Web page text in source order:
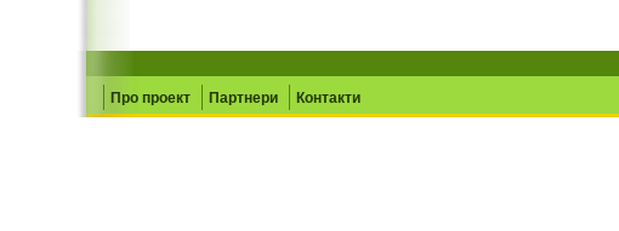
Про проект Партнери Контакти